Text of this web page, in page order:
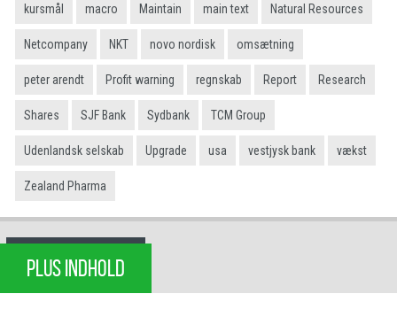
kursmål macro Maintain main text Natural Resources
Netcompany NKT novo nordisk omsætning
peter arendt Profit warning regnskab Report Research
Shares SJF Bank Sydbank TCM Group
Udenlandsk selskab Upgrade usa vestjysk bank vækst
Zealand Pharma
PLUS INDHOLD